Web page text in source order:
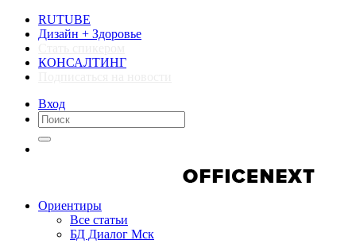
RUTUBE
Дизайн + Здоровье
КОНСАЛТИНГ
Вход
Ориентиры
Все статьи
БД Диалог Мск